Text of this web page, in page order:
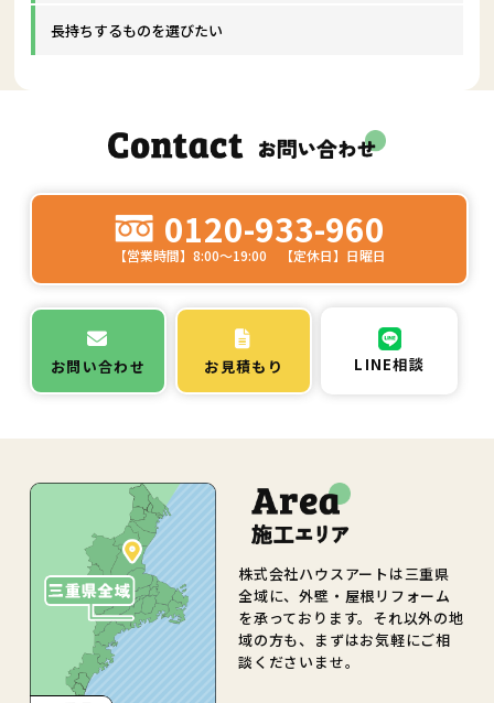
長持ちするものを選びたい
0120-933-960
【営業時間】8:00～19:00 【定休日】日曜日
お問い合わせ お見積もり LINE相談
株式会社ハウスアートは三重県
全域に、外壁・屋根リフォーム
を承っております。それ以外の地
域の方も、まずはお気軽にご相
談くださいませ。